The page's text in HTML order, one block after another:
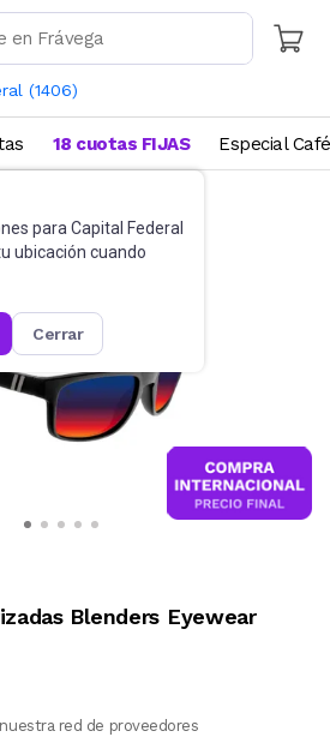
(1406)
para Capital Federal
ubicación cuando
cerrar
18 cuotas FIJAS Especial Café
de sol
Blenders Eyewear
red de proveedores